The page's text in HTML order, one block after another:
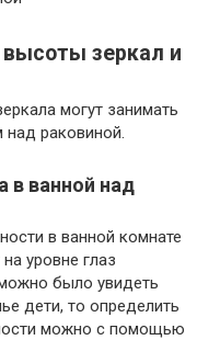
зеркал и
могут занимать
над раковиной.
в ванной над
в ванной комнате
уровне глаз
было увидеть
дети, то определить
можно с помощью